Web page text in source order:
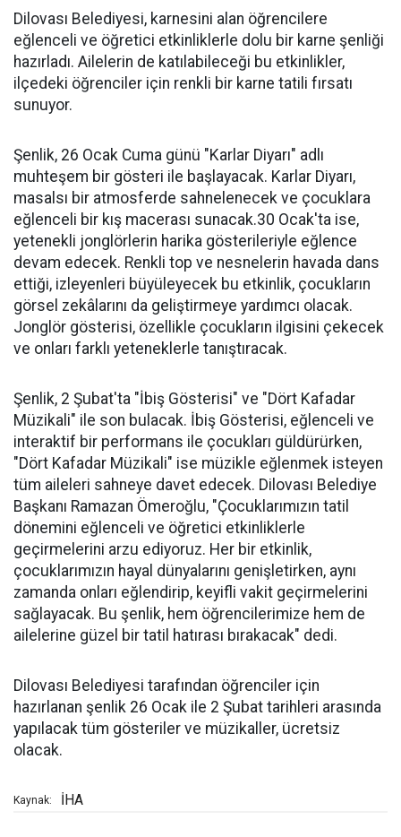
Dilovası Belediyesi, karnesini alan öğrencilere
eğlenceli ve öğretici etkinliklerle dolu bir karne şenliği
hazırladı. Ailelerin de katılabileceği bu etkinlikler,
ilçedeki öğrenciler için renkli bir karne tatili fırsatı
sunuyor.
Şenlik, 26 Ocak Cuma günü "Karlar Diyarı" adlı
muhteşem bir gösteri ile başlayacak. Karlar Diyarı,
masalsı bir atmosferde sahnelenecek ve çocuklara
eğlenceli bir kış macerası sunacak.30 Ocak'ta ise,
yetenekli jonglörlerin harika gösterileriyle eğlence
devam edecek. Renkli top ve nesnelerin havada dans
ettiği, izleyenleri büyüleyecek bu etkinlik, çocukların
görsel zekâlarını da geliştirmeye yardımcı olacak.
Jonglör gösterisi, özellikle çocukların ilgisini çekecek
ve onları farklı yeteneklerle tanıştıracak.
Şenlik, 2 Şubat'ta "İbiş Gösterisi" ve "Dört Kafadar
Müzikali" ile son bulacak. İbiş Gösterisi, eğlenceli ve
interaktif bir performans ile çocukları güldürürken,
"Dört Kafadar Müzikali" ise müzikle eğlenmek isteyen
tüm aileleri sahneye davet edecek. Dilovası Belediye
Başkanı Ramazan Ömeroğlu, "Çocuklarımızın tatil
dönemini eğlenceli ve öğretici etkinliklerle
geçirmelerini arzu ediyoruz. Her bir etkinlik,
çocuklarımızın hayal dünyalarını genişletirken, aynı
zamanda onları eğlendirip, keyifli vakit geçirmelerini
sağlayacak. Bu şenlik, hem öğrencilerimize hem de
ailelerine güzel bir tatil hatırası bırakacak" dedi.
Dilovası Belediyesi tarafından öğrenciler için
hazırlanan şenlik 26 Ocak ile 2 Şubat tarihleri arasında
yapılacak tüm gösteriler ve müzikaller, ücretsiz
olacak.
Kaynak: İHA